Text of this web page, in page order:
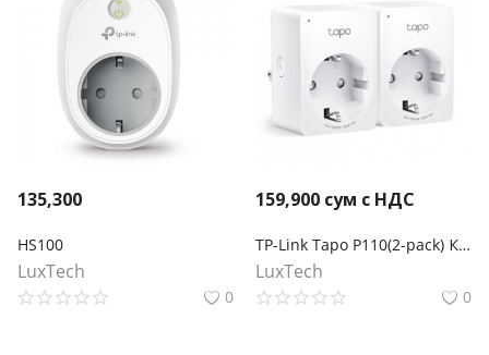
135,300
HS100
LuxTech
0
159,900 сум с НДС
TP-Link Tapo P110(2-pack) Компактная умная розетка
LuxTech
0